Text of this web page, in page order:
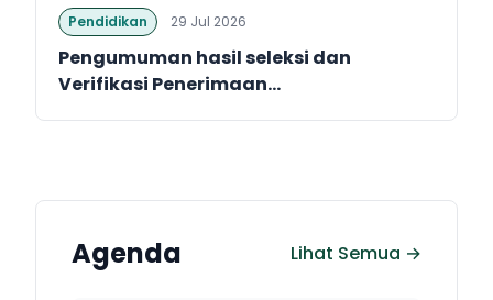
Pendidikan 29 Jul 2026
Pengumuman hasil seleksi dan
Verifikasi Penerimaan...
Agenda Lihat Semua →